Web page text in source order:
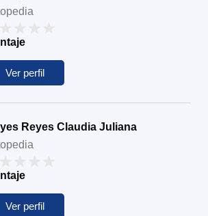
Ver perfil
Reyes Claudia Juliana
Ver perfil